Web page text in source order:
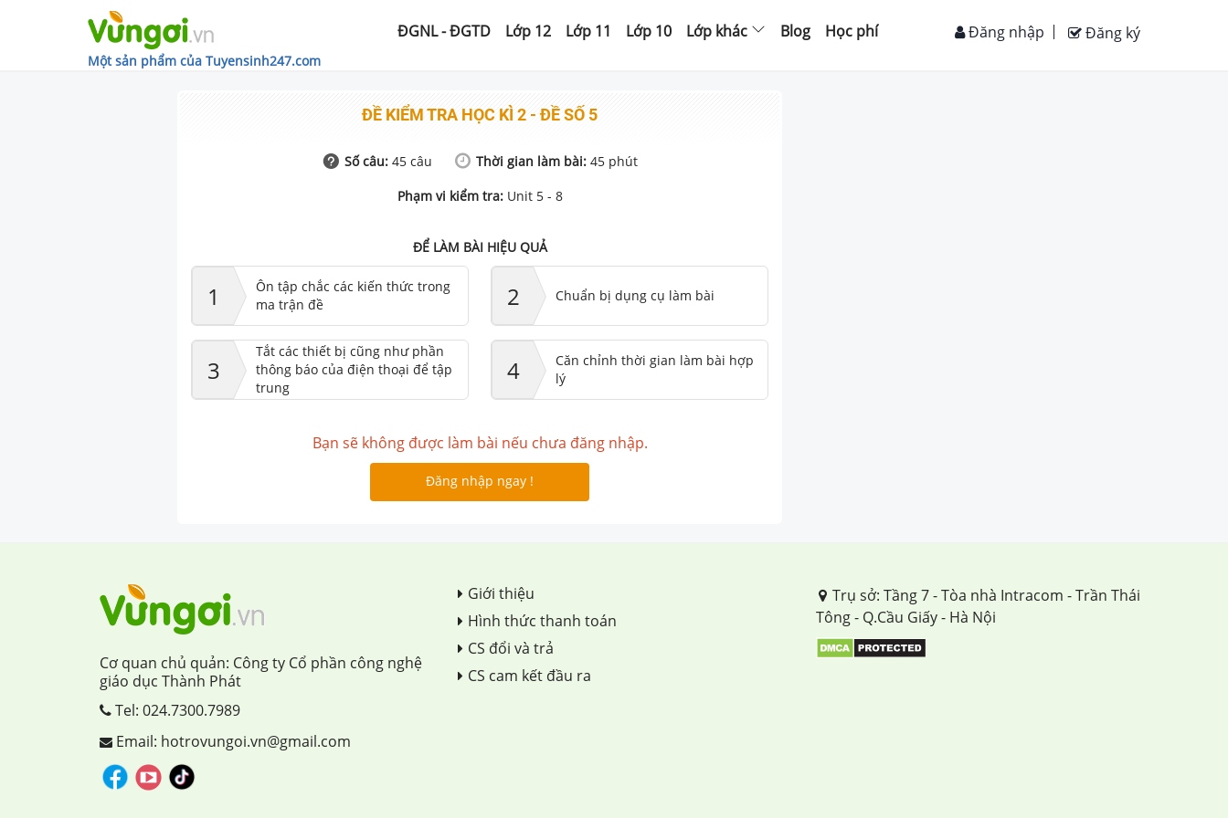
Một sản phẩm của Tuyensinh247.com
ĐGNL - ĐGTD Lớp 12 Lớp 11 Lớp 10 Lớp khác Blog Học phí Đăng ký
Đăng nhập
ĐỀ KIỂM TRA HỌC KÌ 2 - ĐỀ SỐ 5
Số câu: 45câu Thời gian làm bài: 45phút
Phạm vi kiểm tra: Unit 5 - 8
ĐỂ LÀM BÀI HIỆU QUẢ
1
Ôn tập chắc các kiến thức trong
ma trận đề
2 Chuẩn bị dụng cụ làm bài
3
Tắt các thiết bị cũng như phần
thông báo của điện thoại để tập
trung
4
Căn chỉnh thời gian làm bài hợp
lý
Bạn sẽ không được làm bài nếu chưa đăng nhập.
Đăng nhập ngay !
Cơ quan chủ quản: Công ty Cổ phần công nghệ
giáo dục Thành Phát
Tel: 024.7300.7989
Email: hotrovungoi.vn@gmail.com
Giới thiệu
Hình thức thanh toán
CS đổi và trả
CS cam kết đầu ra
Trụ sở: Tầng 7 - Tòa nhà Intracom - Trần Thái
Tông - Q.Cầu Giấy - Hà Nội